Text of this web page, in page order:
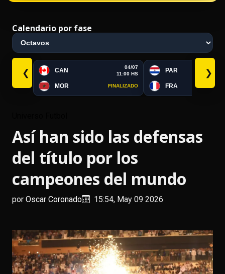
Calendario por fase
❮ CAN
04/07
11:00 HS
MOR FINALIZADO
PAR
FRA
❯
Así han sido las defensas
del título por los
campeones del mundo
por Oscar Coronado 15:54, May 09 2026